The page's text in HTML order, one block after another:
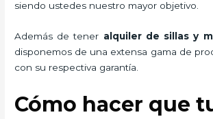
siendo ustedes nuestro mayor objetivo.
Además de tener alquiler de sillas y
disponemos de una extensa gama de
con su respectiva garantía.
Cómo hacer que